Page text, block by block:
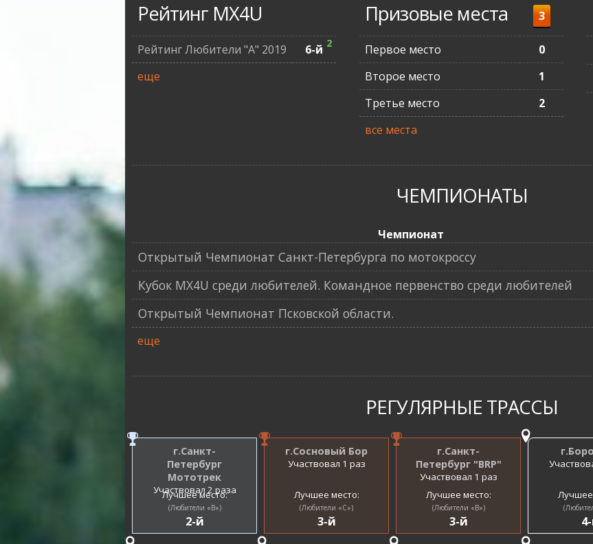
Рейтинг MX4U
Рейтинг Любители "А" 2019 6-й 2
еще
Призовые места 3
Первое место
0
Второе место
1
Третье место
2
все места
ЧЕМПИОНАТЫ
Чемпионат
Открытый Чемпионат Санкт-Петербурга по мотокроссу
Кубок MX4U среди любителей. Командное первенство среди любителей
Открытый Чемпионат Псковской области.
еще
РЕГУЛЯРНЫЕ ТРАССЫ
г.Санкт-
Петербург
Мототрек
Участвовал 2 раза
Лучшее место:
(Любители «B»)
2-й
г.Сосновый Бор
Участвовал 1 раз
Лучшее место:
(Любители «C»)
3-й
г.Санкт-
Петербург "BRP"
Участвовал 1 раз
Лучшее место:
(Любители «B»)
3-й